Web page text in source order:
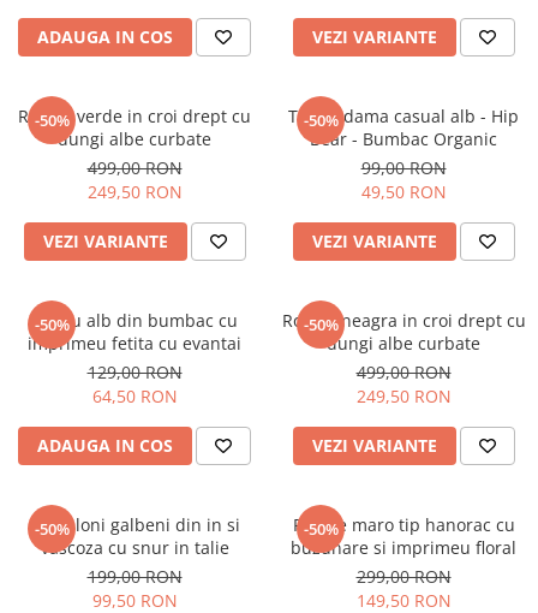
ADAUGA IN COS VEZI VARIANTE
-50%
Rochie verde in croi drept cu
dungi albe curbate
499,00 RON
249,50 RON
VEZI VARIANTE
-50%
Tricou dama casual alb - Hip
Bear - Bumbac Organic
99,00 RON
49,50 RON
VEZI VARIANTE
-50%
Tricou alb din bumbac cu
imprimeu fetita cu evantai
129,00 RON
64,50 RON
ADAUGA IN COS
-50%
Rochie neagra in croi drept cu
dungi albe curbate
499,00 RON
249,50 RON
VEZI VARIANTE
-50%
Pantaloni galbeni din in si
vascoza cu snur in talie
199,00 RON
99,50 RON
-50%
Rochie maro tip hanorac cu
buzunare si imprimeu floral
299,00 RON
149,50 RON